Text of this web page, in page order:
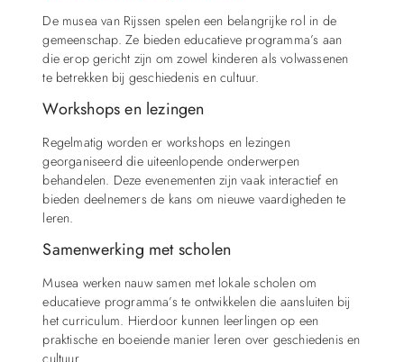
De musea van Rijssen spelen een belangrijke rol in de
gemeenschap. Ze bieden educatieve programma’s aan
die erop gericht zijn om zowel kinderen als volwassenen
te betrekken bij geschiedenis en cultuur.
Workshops en lezingen
Regelmatig worden er workshops en lezingen
georganiseerd die uiteenlopende onderwerpen
behandelen. Deze evenementen zijn vaak interactief en
bieden deelnemers de kans om nieuwe vaardigheden te
leren.
Samenwerking met scholen
Musea werken nauw samen met lokale scholen om
educatieve programma’s te ontwikkelen die aansluiten bij
het curriculum. Hierdoor kunnen leerlingen op een
praktische en boeiende manier leren over geschiedenis en